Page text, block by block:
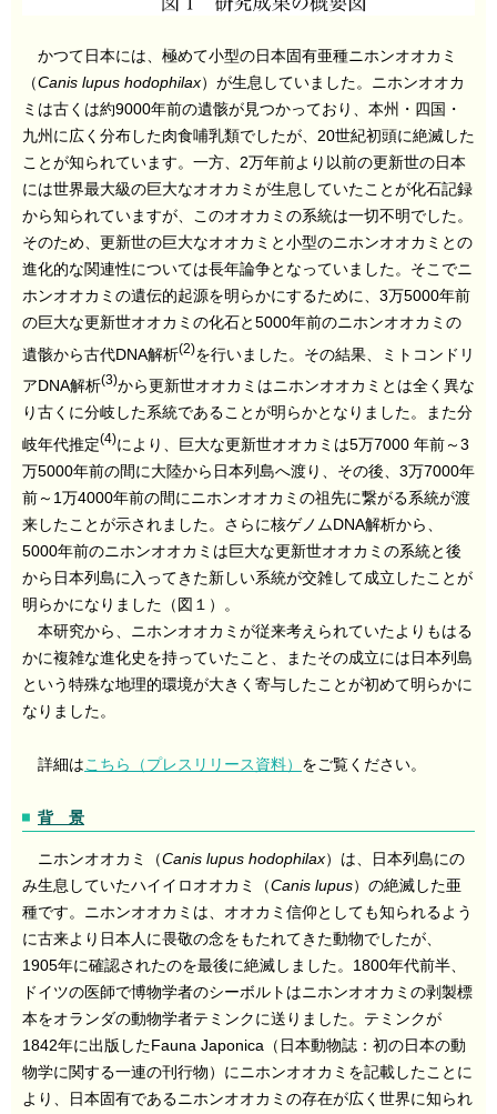
かつて日本には、極めて小型の日本固有亜種ニホンオオカミ
（Canis lupus hodophilax）が生息していました。ニホンオオカ
ミは古くは約9000年前の遺骸が見つかっており、本州・四国・
九州に広く分布した肉食哺乳類でしたが、20世紀初頭に絶滅した
ことが知られています。一方、2万年前より以前の更新世の日本
には世界最大級の巨大なオオカミが生息していたことが化石記録
から知られていますが、このオオカミの系統は一切不明でした。
そのため、更新世の巨大なオオカミと小型のニホンオオカミとの
進化的な関連性については長年論争となっていました。そこでニ
ホンオオカミの遺伝的起源を明らかにするために、3万5000年前
の巨大な更新世オオカミの化石と5000年前のニホンオオカミの
遺骸から古代DNA解析(2)を行いました。その結果、ミトコンドリ
アDNA解析(3)から更新世オオカミはニホンオオカミとは全く異な
り古くに分岐した系統であることが明らかとなりました。また分
岐年代推定(4)により、巨大な更新世オオカミは5万7000 年前～3
万5000年前の間に大陸から日本列島へ渡り、その後、3万7000年
前～1万4000年前の間にニホンオオカミの祖先に繋がる系統が渡
来したことが示されました。さらに核ゲノムDNA解析から、
5000年前のニホンオオカミは巨大な更新世オオカミの系統と後
から日本列島に入ってきた新しい系統が交雑して成立したことが
明らかになりました（図１）。
本研究から、ニホンオオカミが従来考えられていたよりもはる
かに複雑な進化史を持っていたこと、またその成立には日本列島
という特殊な地理的環境が大きく寄与したことが初めて明らかに
なりました。
詳細はこちら（プレスリリース資料） をご覧ください。
背 景
ニホンオオカミ（Canis lupus hodophilax）は、日本列島にの
み生息していたハイイロオオカミ（Canis lupus）の絶滅した亜
種です。ニホンオオカミは、オオカミ信仰としても知られるよう
に古来より日本人に畏敬の念をもたれてきた動物でしたが、
1905年に確認されたのを最後に絶滅しました。1800年代前半、
ドイツの医師で博物学者のシーボルトはニホンオオカミの剥製標
本をオランダの動物学者テミンクに送りました。テミンクが
1842年に出版したFauna Japonica（日本動物誌：初の日本の動
物学に関する一連の刊行物）にニホンオオカミを記載したことに
より、日本固有であるニホンオオカミの存在が広く世界に知られ